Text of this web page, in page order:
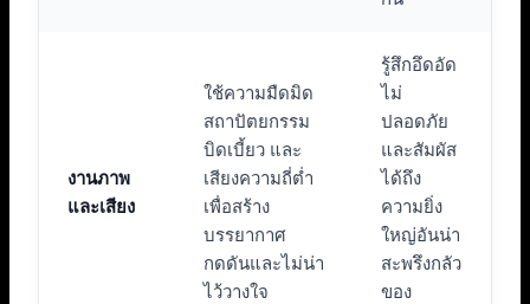
งานภาพ
และเสียง
ใช้ความมืดมิด
สถาปัตยกรรม
บิดเบี้ยว และ
เสียงความถี่ต่ำ
เพื่อสร้าง
บรรยากาศ
กดดันและไม่น่า
ไว้วางใจ
รู้สึกอึดอัด
ไม่
ปลอดภัย
และสัมผัส
ได้ถึง
ความยิ่ง
ใหญ่อันน่า
สะพรึงกลัว
ของ